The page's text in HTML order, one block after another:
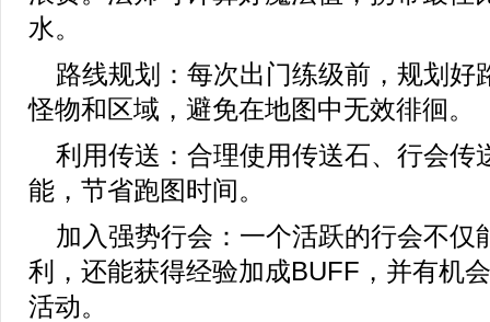
水。
路线规划：每次出门练级前，规划好
怪物和区域，避免在地图中无效徘徊。
利用传送：合理使用传送石、行会传
能，节省跑图时间。
加入强势行会：一个活跃的行会不仅
利，还能获得经验加成BUFF，并有机
活动。